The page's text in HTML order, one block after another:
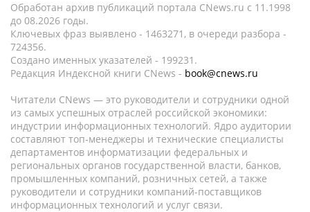
Обработан архив публикаций портала CNews.ru c 11.1998
до 08.2026 годы.
Ключевых фраз выявлено - 1463271, в очереди разбора -
724356.
Создано именных указателей - 199231.
Редакция Индексной книги CNews - book@cnews.ru
Читатели CNews — это руководители и сотрудники одной
из самых успешных отраслей российской экономики:
индустрии информационных технологий. Ядро аудитории
составляют топ-менеджеры и технические специалисты
департаментов информатизации федеральных и
региональных органов государственной власти, банков,
промышленных компаний, розничных сетей, а также
руководители и сотрудники компаний-поставщиков
информационных технологий и услуг связи.